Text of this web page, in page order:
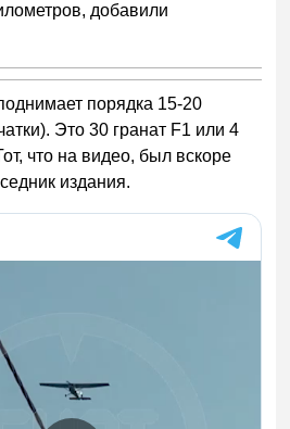
добавили
порядка 15-20
Это 30 гранат F1 или 4
что на видео, был вскоре
издания.